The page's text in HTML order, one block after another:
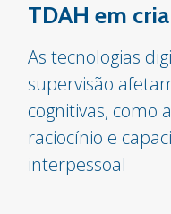
TDAH em
As tecnologias
supervisão
cognitivas, como
raciocínio e
interpessoal